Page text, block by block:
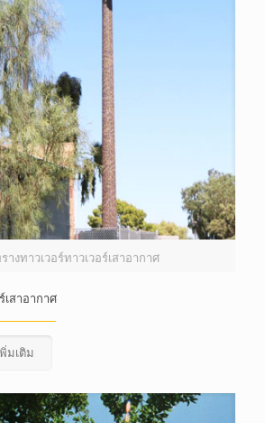
างทาวเวอร์ทาวเวอร์เสาอากาศ
เสาอากาศ
มเติม